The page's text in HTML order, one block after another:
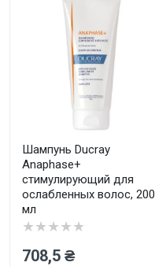
Шампунь Ducray
Anaphase+
стимулирующий для
ослабленных волос, 200
мл
★★★★★
708,5 ₴